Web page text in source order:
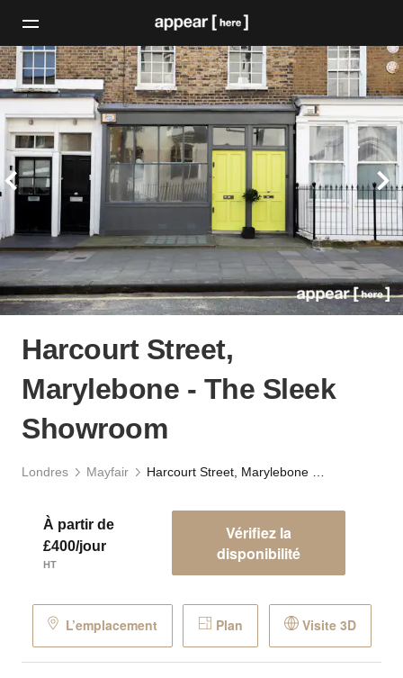
Harcourt Street,
Marylebone - The Sleek
Showroom
Londres Mayfair
À partir de
£400/jour
HT
Vérifiez la
disponibilité
L’emplacement Plan Visite 3D